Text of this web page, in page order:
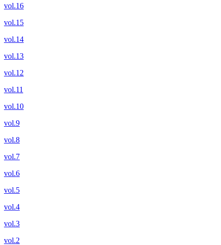
vol.16
vol.15
vol.14
vol.13
vol.12
vol.11
vol.10
vol.9
vol.8
vol.7
vol.6
vol.5
vol.4
vol.3
vol.2